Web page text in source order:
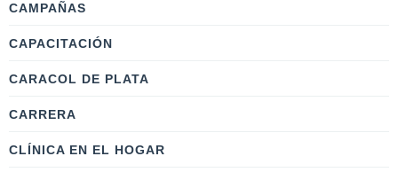
CAMPAÑAS
CAPACITACIÓN
CARACOL DE PLATA
CARRERA
CLÍNICA EN EL HOGAR